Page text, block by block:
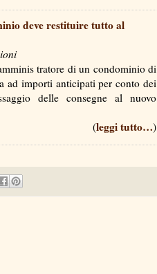
deve restituire tutto al
tratore di un condominio di
ad importi anticipati per conto dei
delle consegne al nuovo
(leggi tutto…)